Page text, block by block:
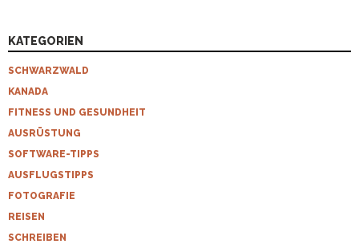
KATEGORIEN
SCHWARZWALD
KANADA
FITNESS UND GESUNDHEIT
AUSRÜSTUNG
SOFTWARE-TIPPS
AUSFLUGSTIPPS
FOTOGRAFIE
REISEN
SCHREIBEN